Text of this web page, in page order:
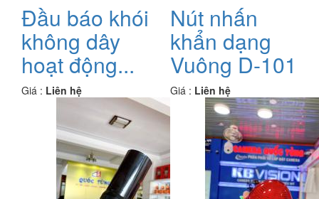
Đầu báo khói
không dây
hoạt động...
Giá : Liên hệ
Nút nhấn
khẩn dạng
Vuông D-101
Giá : Liên hệ